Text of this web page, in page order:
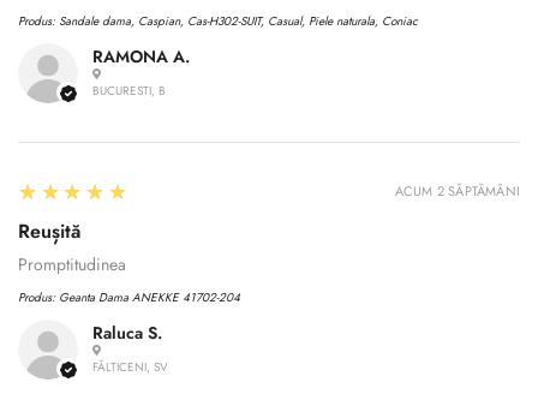
RAMONA A.
BUCURESTI, B
Produs: Sandale dama, Caspian, Cas-H302-SUIT, Casual, Piele naturala, Coniac
Raluca S.
FĂLTICENI, SV
5
★★★★★
Reușită
Promptitudinea
Produs: Geanta Dama ANEKKE 41702-204
ACUM 2 SĂPTĂMÂNI